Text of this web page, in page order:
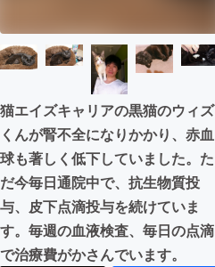
猫エイズキャリアの黒猫のウィズ
くんが腎不全になりかかり、赤血
球も著しく低下していました。た
だ今毎日通院中で、抗生物質投
与、皮下点滴投与を続けていま
す。毎週の血液検査、毎日の点滴
で治療費がかさんでいます。